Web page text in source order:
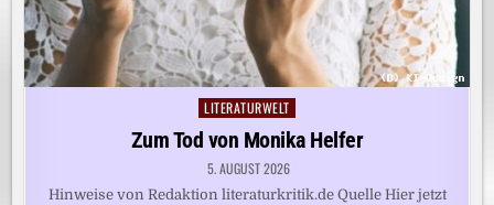
Posted
in
LITERATURWELT
Zum Tod von Monika Helfer
5. AUGUST 2026
Hinweise von Redaktion literaturkritik.de Quelle Hier jetzt